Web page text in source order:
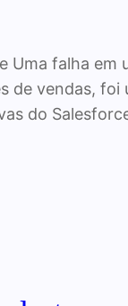
Uma falha em
de vendas, foi
do